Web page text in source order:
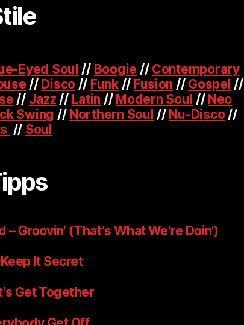
Eyed Soul // Boogie // Contemporary
// Disco // Funk// Fusion // Gospel //
// Jazz // Latin // Modern Soul // Neo
Swing // Northern Soul // Nu-Disco//
// Soul
– Groovin‘ (That’s What We’re Doin‘)
It Secret
Get Together